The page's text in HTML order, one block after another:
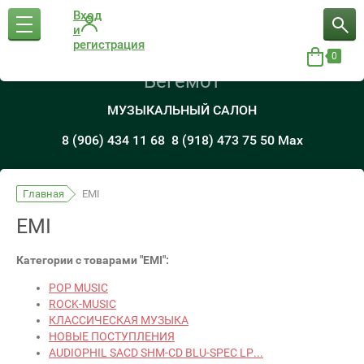
Вход
и
регистрация
0
Бегемот
МУЗЫКАЛЬНЫЙ САЛОН
8 (906) 434 11 68 8 (918) 473 75 50 Max
Главная EMI
EMI
Категории с товарами "EMI":
POP MUSIC
ROCK-MUSIC
КЛАССИЧЕСКАЯ МУЗЫКА
НОВЫЕ ПОСТУПЛЕНИЯ
AUDIOPHIL SACD SHM-CD BLU-SPEC LP...